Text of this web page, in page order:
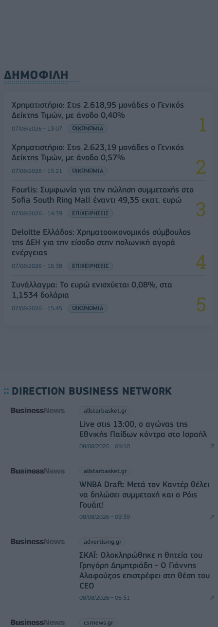
ΔΗΜΟΦΙΛΗ
Χρηματιστήριο: Στις 2.618,95 μονάδες ο Γενικός
Δείκτης Τιμών, με άνοδο 0,40%
07/08/2026 - 13:07 ΟΙΚΟΝΟΜΙΑ
Χρηματιστήριο: Στις 2.623,19 μονάδες ο Γενικός
Δείκτης Τιμών, με άνοδο 0,57%
07/08/2026 - 15:21 ΟΙΚΟΝΟΜΙΑ
Fourlis: Συμφωνία για την πώληση συμμετοχής στο
Sofia South Ring Mall έναντι 49,35 εκατ. ευρώ
07/08/2026 - 14:39 ΕΠΙΧΕΙΡΗΣΕΙΣ
Deloitte Ελλάδος: Χρηματοοικονομικός σύμβουλος
της ΔΕΗ για την είσοδο στην πολωνική αγορά
ενέργειας
07/08/2026 - 16:38 ΕΠΙΧΕΙΡΗΣΕΙΣ
Συνάλλαγμα: Το ευρώ ενισχύεται 0,08%, στα
1,1534 δολάρια
07/08/2026 - 15:45 ΟΙΚΟΝΟΜΙΑ
DIRECTION BUSINESS NETWORK
allstarbasket.gr
Live στις 13:00, ο αγώνας της
Εθνικής Παίδων κόντρα στο Ισραήλ
08/08/2026 - 09:50
allstarbasket.gr
WNBA Draft: Μετά τον Καντέρ θέλει
να δηλώσει συμμετοχή και ο Ρόις
Γουάιτ!
08/08/2026 - 09:39
advertising.gr
ΣΚΑΪ: Ολοκληρώθηκε η θητεία του
Γρηγόρη Δημητριάδη - Ο Γιάννης
Αλαφούζος επιστρέφει στη θέση του
CEO
08/08/2026 - 06:51
csrnews.gr